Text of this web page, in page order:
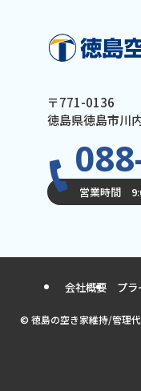
〒771-0136
徳島県徳島市川
営業時間
会社概要 プ
© 徳島の空き家維持/管理